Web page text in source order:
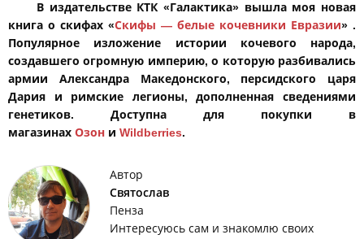
В издательстве КТК «Галактика» вышла моя новая
книга о скифах «Скифы — белые кочевники Евразии» .
Популярное изложение истории кочевого народа,
создавшего огромную империю, о которую разбивались
армии Александра Македонского, персидского царя
Дария и римские легионы, дополненная сведениями
генетиков. Доступна для покупки в
магазинах Озон и Wildberries.
Автор
Святослав
Пенза
Интересуюсь сам и знакомлю своих